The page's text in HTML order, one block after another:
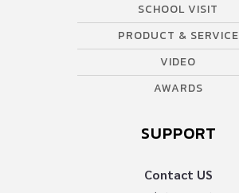
SCHOOL VISIT
PRODUCT & SERVICE
VIDEO
AWARDS
SUPPORT
Contact US